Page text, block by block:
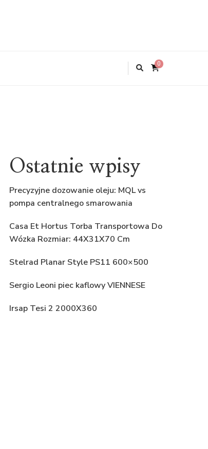
0
Ostatnie wpisy
Precyzyjne dozowanie oleju: MQL vs
pompa centralnego smarowania
Casa Et Hortus Torba Transportowa Do
Wózka Rozmiar: 44X31X70 Cm
Stelrad Planar Style PS11 600×500
Sergio Leoni piec kaflowy VIENNESE
Irsap Tesi 2 2000X360